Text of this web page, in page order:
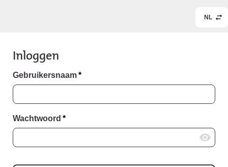
NL
Inloggen
Gebruikersnaam*
Wachtwoord *